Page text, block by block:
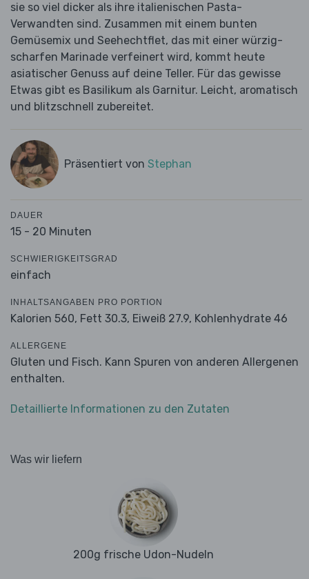
sie so viel dicker als ihre italienischen Pasta-
Verwandten sind. Zusammen mit einem bunten
Gemüsemix und Seehechtflet, das mit einer würzig-
scharfen Marinade verfeinert wird, kommt heute
asiatischer Genuss auf deine Teller. Für das gewisse
Etwas gibt es Basilikum als Garnitur. Leicht, aromatisch
und blitzschnell zubereitet.
Präsentiert von Stephan
DAUER
15 - 20 Minuten
SCHWIERIGKEITSGRAD
einfach
INHALTSANGABEN PRO PORTION
Kalorien 560, Fett 30.3, Eiweiß 27.9, Kohlenhydrate 46
ALLERGENE
Gluten und Fisch. Kann Spuren von anderen Allergenen
enthalten.
Detaillierte Informationen zu den Zutaten
Was wir liefern
200g frische Udon-Nudeln